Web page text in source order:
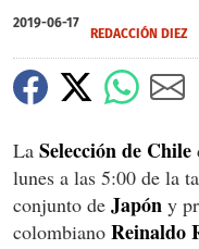
2019-06-17
REDACCIÓN DIEZ
La Selección de Chile
lunes a las 5:00 de la
conjunto de Japón y
colombiano Reinaldo